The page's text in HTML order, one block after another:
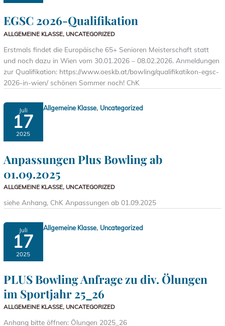
EGSC 2026-Qualifikation
ALLGEMEINE KLASSE, UNCATEGORIZED
Erstmals findet die Europäische 65+ Senioren Meisterschaft statt
und noch dazu in Wien vom 30.01.2026 – 08.02.2026. Anmeldungen
zur Qualifikation: https://www.oeskb.at/bowling/qualifikatikon-egsc-
2026-in-wien/ schönen Sommer noch! ChK
Juli
17
2025
Allgemeine Klasse, Uncategorized
Anpassungen Plus Bowling ab
01.09.2025
ALLGEMEINE KLASSE, UNCATEGORIZED
siehe Anhang, ChK Anpassungen ab 01.09.2025
Juli
17
2025
Allgemeine Klasse, Uncategorized
PLUS Bowling Anfrage zu div. Ölungen
im Sportjahr 25_26
ALLGEMEINE KLASSE, UNCATEGORIZED
Anhang bitte öffnen: Ölungen 2025_26